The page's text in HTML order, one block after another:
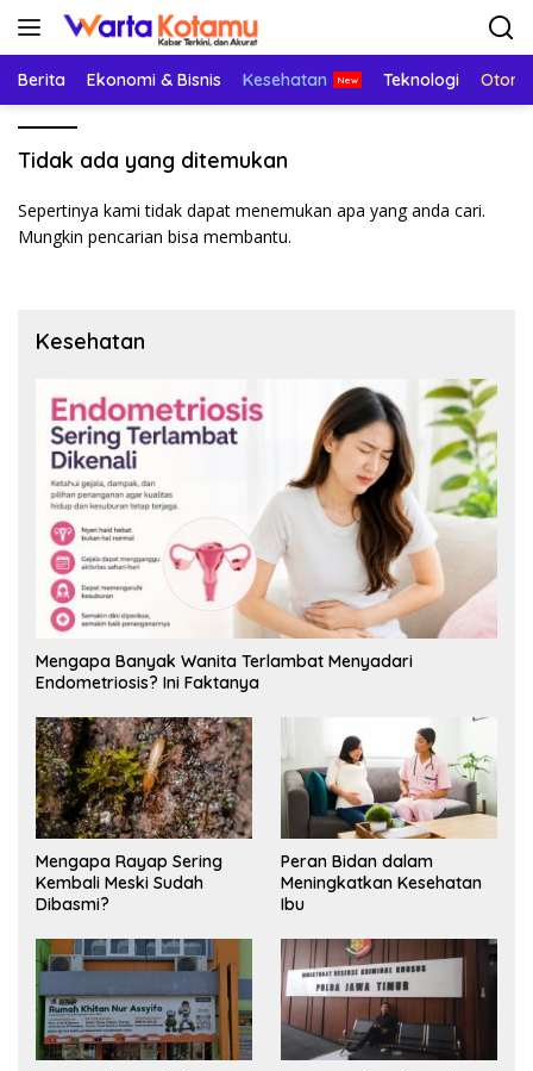
Langsung
Berita Ekonomi & Bisnis Kesehatan Teknologi
Tidak ada yang ditemukan
Sepertinya kami tidak dapat menemukan apa yang anda cari.
Mungkin pencarian bisa membantu.
Kesehatan
Mengapa Banyak Wanita Terlambat Menyadari
Endometriosis? Ini Faktanya
Mengapa Rayap Sering
Kembali Meski Sudah
Dibasmi?
Peran Bidan dalam
Meningkatkan Kesehatan
Ibu